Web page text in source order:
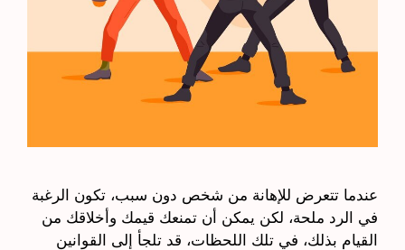
عندما تتعرض للإهانة من شخص دون سبب، تكون الرغبة
في الرد ملحة، لكن يمكن أن تمنعك قيمك وأخلاقك من
القيام بذلك، في تلك اللحظات، قد تلجأ إلى القوانين